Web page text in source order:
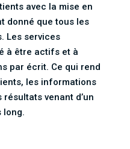
avec la mise en
donné que tous les
Les services
à être actifs et à
par écrit. Ce qui rend
les informations
venant d’un
long.